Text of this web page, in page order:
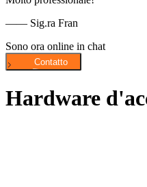
—— Sig.ra Fran
Sono ora online in chat
Hardware